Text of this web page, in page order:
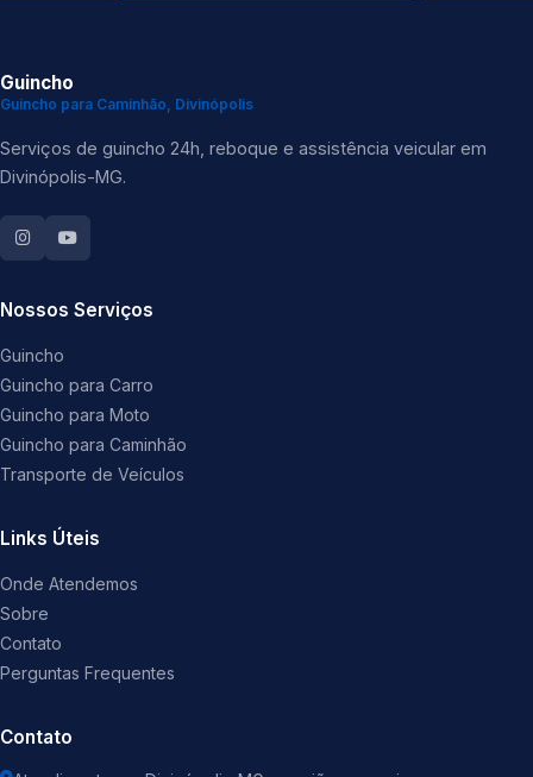
Guincho
Guincho para Caminhão, Divinópolis
Serviços de guincho 24h, reboque e assistência veicular em
Divinópolis-MG.
Nossos Serviços
Guincho
Guincho para Carro
Guincho para Moto
Guincho para Caminhão
Transporte de Veículos
Links Úteis
Onde Atendemos
Sobre
Contato
Perguntas Frequentes
Contato